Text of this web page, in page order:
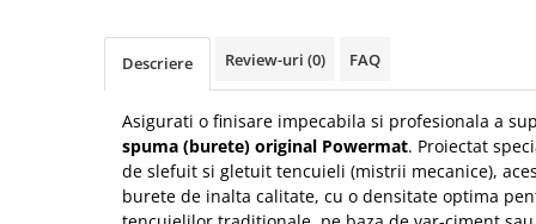
Protectia muncii
Scule Pneumatice
Suport motocicleta
Descriere Review-uri (0) FAQ
Asigurati o finisare impecabila si profesionala a
spuma (burete) original Powermat. Proiectat
de slefuit si gletuit tencuieli (mistrii mecanice),
burete de inalta calitate, cu o densitate optima